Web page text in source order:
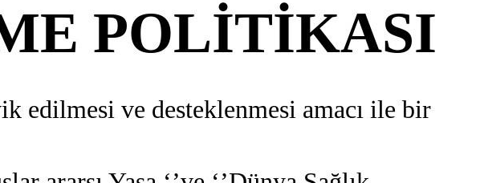
POLİTİKASI
edilmesi ve desteklenmesi amacı ile bir